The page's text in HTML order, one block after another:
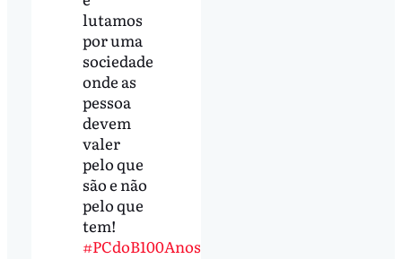
lutamos
por uma
sociedade
onde as
pessoa
devem
valer
pelo que
são e não
pelo que
tem!
#PCdoB100Anos